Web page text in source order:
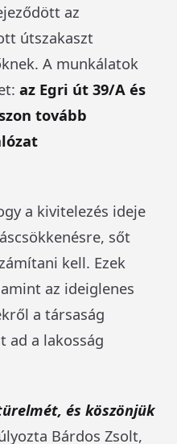
az
útszakaszt
A munkálatok
az Egri út 39/A és
tovább
a kivitelezés ideje
sőt
kell. Ezek
az ideiglenes
a társaság
ad a lakosság
és köszönjük
Bárdos Zsolt,